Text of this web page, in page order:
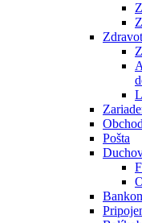
Pošta